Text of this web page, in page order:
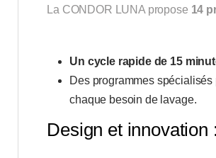
La CONDOR LUNA propose 14
Un cycle rapide de 15
Des programmes
chaque besoin de lavage.
Design et innovation :